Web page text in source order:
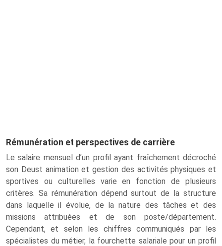
Rémunération et perspectives de carrière
Le salaire mensuel d’un profil ayant fraîchement décroché
son Deust animation et gestion des activités physiques et
sportives ou culturelles varie en fonction de plusieurs
critères. Sa rémunération dépend surtout de la structure
dans laquelle il évolue, de la nature des tâches et des
missions attribuées et de son poste/département.
Cependant, et selon les chiffres communiqués par les
spécialistes du métier, la fourchette salariale pour un profil